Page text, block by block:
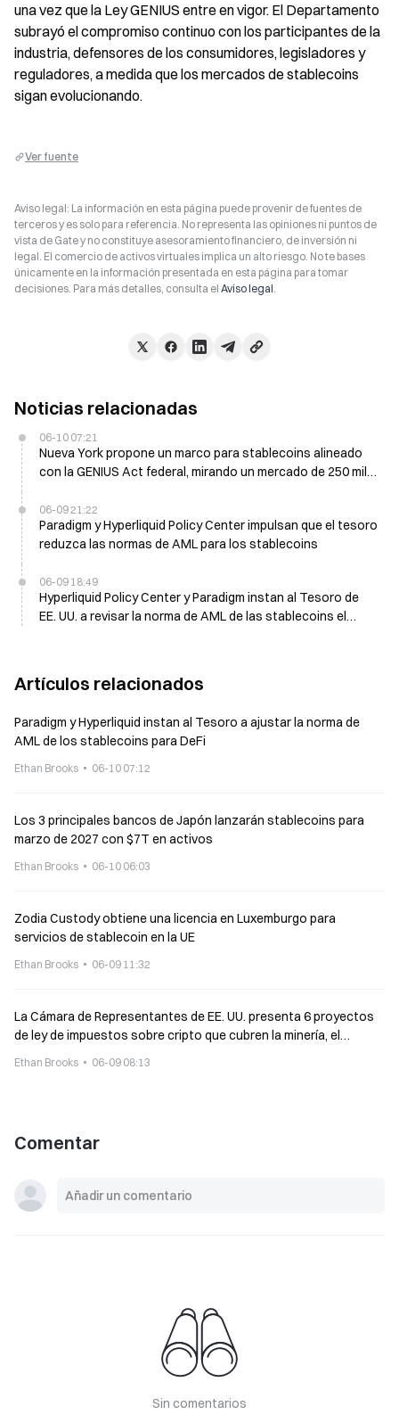
una vez que la Ley GENIUS entre en vigor. El Departamento
subrayó el compromiso continuo con los participantes de la
industria, defensores de los consumidores, legisladores y
reguladores, a medida que los mercados de stablecoins
sigan evolucionando.
Ver fuente
Aviso legal: La información en esta página puede provenir de fuentes de
terceros y es solo para referencia. No representa las opiniones ni puntos de
vista de Gate y no constituye asesoramiento financiero, de inversión ni
legal. El comercio de activos virtuales implica un alto riesgo. No te bases
únicamente en la información presentada en esta página para tomar
decisiones. Para más detalles, consulta el Aviso legal.
Noticias relacionadas
06-10 07:21
Nueva York propone un marco para stablecoins alineado
con la GENIUS Act federal, mirando un mercado de 250 mil
06-09 21:22
Paradigm y Hyperliquid Policy Center impulsan que el tesoro
reduzca las normas de AML para los stablecoins
06-09 18:49
Hyperliquid Policy Center y Paradigm instan al Tesoro de
EE. UU. a revisar la norma de AML de las stablecoins el
Artículos relacionados
Paradigm y Hyperliquid instan al Tesoro a ajustar la norma de
AML de los stablecoins para DeFi
Ethan Brooks 06-10 07:12
Los 3 principales bancos de Japón lanzarán stablecoins para
marzo de 2027 con $7T en activos
Ethan Brooks 06-10 06:03
Zodia Custody obtiene una licencia en Luxemburgo para
servicios de stablecoin en la UE
Ethan Brooks 06-09 11:32
La Cámara de Representantes de EE. UU. presenta 6 proyectos
de ley de impuestos sobre cripto que cubren la minería, el
Ethan Brooks 06-09 08:13
Comentar
Sin comentarios